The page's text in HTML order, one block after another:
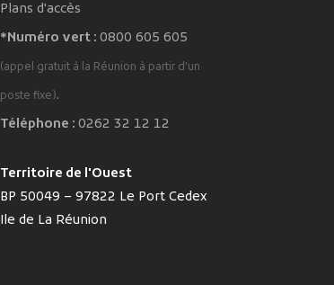
Plans d'accès
*Numéro vert : 0800 605 605
(appel gratuit à la Réunion à partir d'un
poste fixe).
Téléphone : 0262 32 12 12
Territoire de l'Ouest
BP 50049 – 97822 Le Port Cedex
Ile de La Réunion